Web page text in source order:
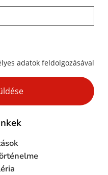
adatok feldolgozásával